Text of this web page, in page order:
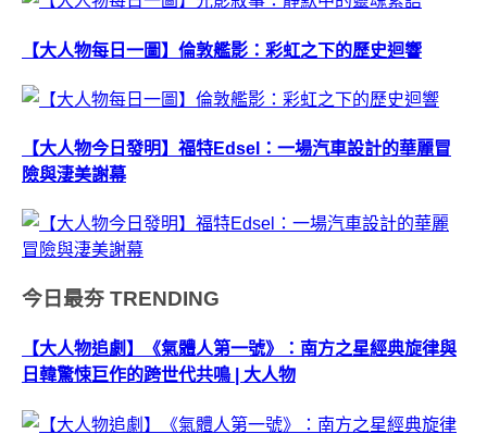
【大人物每日一圖】倫敦艦影：彩虹之下的歷史迴響
【大人物今日發明】福特Edsel：一場汽車設計的華麗冒
險與淒美謝幕
今日最夯 TRENDING
【大人物追劇】《氣體人第一號》：南方之星經典旋律與
日韓驚悚巨作的跨世代共鳴 | 大人物